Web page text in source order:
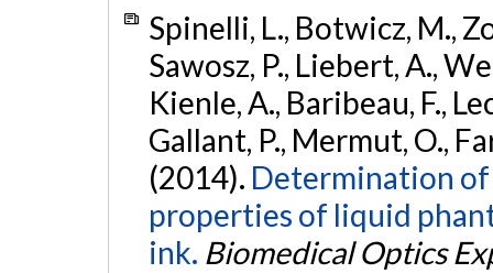
Spinelli, L., Botwicz, M.,
Sawosz, P., Liebert, A.,
Kienle, A., Baribeau, F.,
Gallant, P., Mermut, O.,
(2014). Determination
properties of liquid
ink. Biomedical Optics